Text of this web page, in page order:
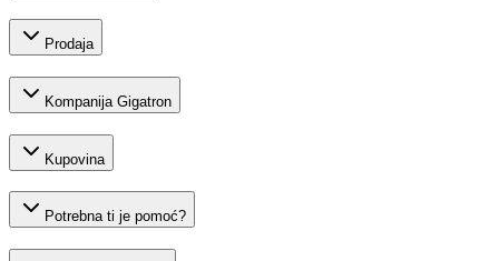
Prodaja
Kompanija Gigatron
Kupovina
Potrebna ti je pomoć?